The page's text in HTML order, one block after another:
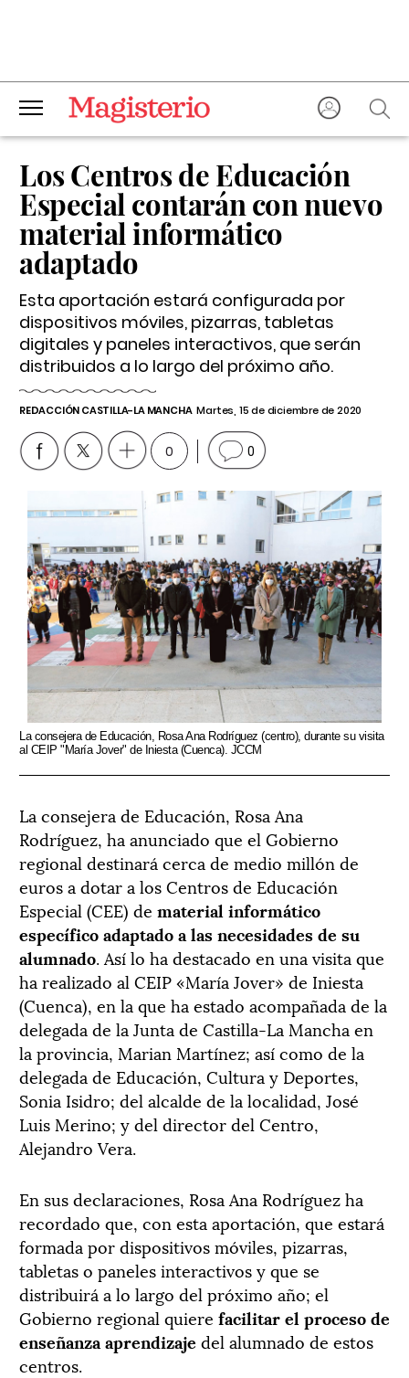
Los Centros de Educación
Especial contarán con nuevo
material informático
adaptado
Esta aportación estará configurada por
dispositivos móviles, pizarras, tabletas
digitales y paneles interactivos, que serán
distribuidos a lo largo del próximo año.
REDACCIÓN CASTILLA-LA MANCHA Martes, 15 de diciembre de 2020
0 0
La consejera de Educación, Rosa Ana Rodríguez (centro), durante su visita
al CEIP "María Jover" de Iniesta (Cuenca). JCCM
La consejera de Educación, Rosa Ana
Rodríguez, ha anunciado que el Gobierno
regional destinará cerca de medio millón de
euros a dotar a los Centros de Educación
Especial (CEE) de material informático
específico adaptado a las necesidades de su
alumnado. Así lo ha destacado en una visita que
ha realizado al CEIP «María Jover» de Iniesta
(Cuenca), en la que ha estado acompañada de la
delegada de la Junta de Castilla-La Mancha en
la provincia, Marian Martínez; así como de la
delegada de Educación, Cultura y Deportes,
Sonia Isidro; del alcalde de la localidad, José
Luis Merino; y del director del Centro,
Alejandro Vera.
En sus declaraciones, Rosa Ana Rodríguez ha
recordado que, con esta aportación, que estará
formada por dispositivos móviles, pizarras,
tabletas o paneles interactivos y que se
distribuirá a lo largo del próximo año; el
Gobierno regional quiere facilitar el proceso de
enseñanza aprendizaje del alumnado de estos
centros.